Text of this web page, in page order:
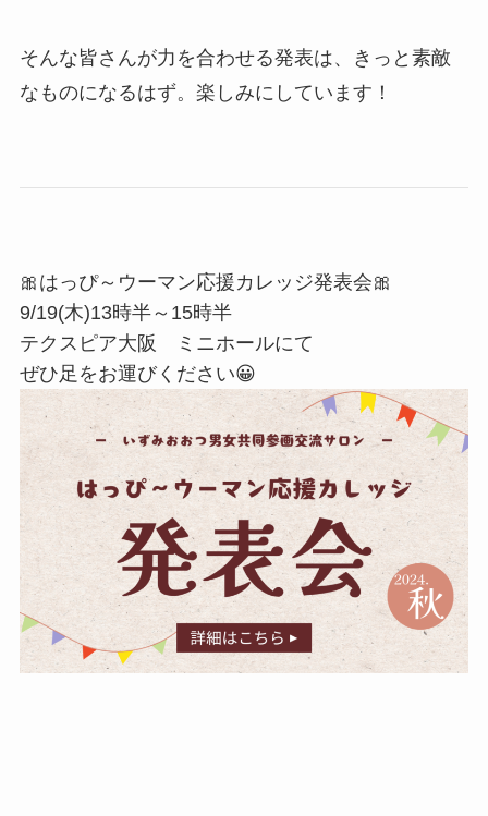
そんな皆さんが力を合わせる発表は、きっと素敵
なものになるはず。楽しみにしています！
🎀はっぴ～ウーマン応援カレッジ発表会🎀
9/19(木)13時半～15時半
テクスピア大阪 ミニホールにて
ぜひ足をお運びください😀